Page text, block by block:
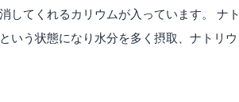
してくれるカリウムが入っています。 ナト
いう状態になり水分を多く摂取、ナトリウ